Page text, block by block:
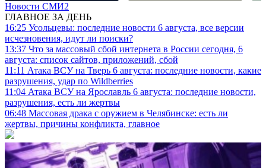
Новости СМИ2
ГЛАВНОЕ ЗА ДЕНЬ
16:25 Усольцевы: последние новости 6 августа, все версии
исчезновения, идут ли поиски?
13:37 Что за массовый сбой интернета в России сегодня, 6
августа: список сайтов, приложений, сбой
11:11 Атака ВСУ на Тверь 6 августа: последние новости, какие
разрушения, удар по Wildberries
11:04 Атака ВСУ на Ярославль 6 августа: последние новости,
разрушения, есть ли жертвы
06:48 Массовая драка с оружием в Челябинске: есть ли
жертвы, причины конфликта, главное